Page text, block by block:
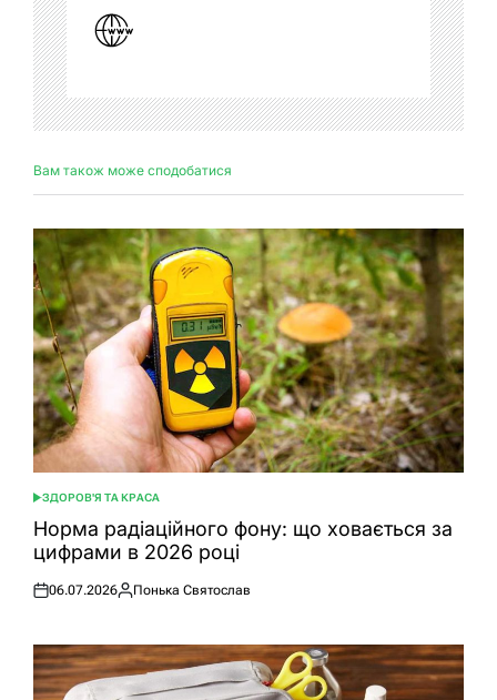
Вам також може сподобатися
ОПУБЛІКУВАТИ
У
ЗДОРОВ'Я ТА КРАСА
Норма радіаційного фону: що ховається за
цифрами в 2026 році
Оприлюднено
06.07.2026
Опубліковано
Понька Святослав